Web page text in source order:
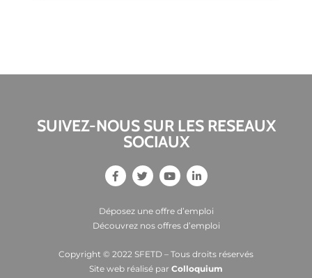
SUIVEZ-NOUS SUR LES RESEAUX
SOCIAUX
Déposez une offre d’emploi
Découvrez nos offres d’emploi
Copyright © 2022 SFETD – Tous droits réservés
Site web réalisé par Colloquium